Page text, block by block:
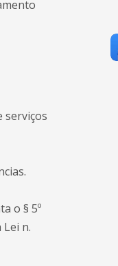
serviços
o § 5º
n.